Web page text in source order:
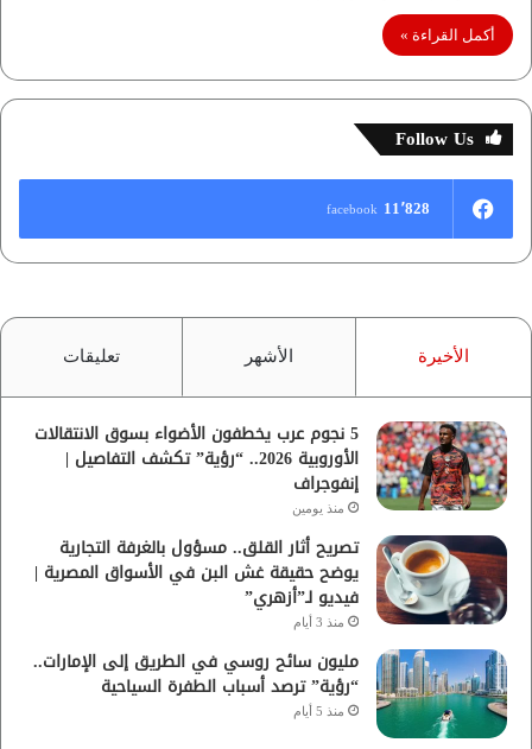
أكمل القراءة »
Follow Us
11٬828 facebook
الأخيرة الأشهر تعليقات
5 نجوم عرب يخطفون الأضواء بسوق الانتقالات
الأوروبية 2026.. “رؤية” تكشف التفاصيل |
إنفوجراف
منذ يومين
تصريح أثار القلق.. مسؤول بالغرفة التجارية
يوضح حقيقة غش البن في الأسواق المصرية |
فيديو لـ”أزهري”
منذ 3 أيام
مليون سائح روسي في الطريق إلى الإمارات..
“رؤية” ترصد أسباب الطفرة السياحية
منذ 5 أيام